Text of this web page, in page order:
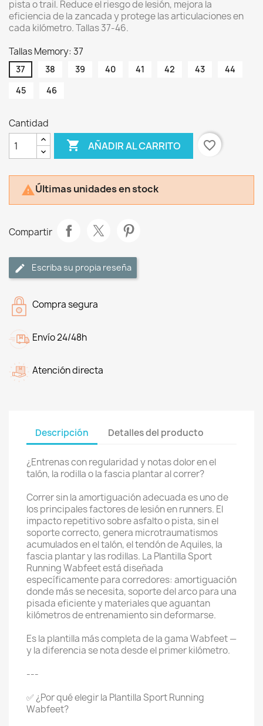
pista o trail. Reduce el riesgo de lesión, mejora la
eficiencia de la zancada y protege las articulaciones en
cada kilómetro. Tallas 37-46.
Tallas Memory: 37
37 38 39 40 41 42 43
44
45
46
Cantidad
 AÑADIR AL CARRITO favorite_border
Últimas unidades en stock
Compartir
Escriba su propia reseña
Compra segura
Envío 24/48h
Atención directa
Descripción Detalles del producto
¿Entrenas con regularidad y notas dolor en el
talón, la rodilla o la fascia plantar al correr?
Correr sin la amortiguación adecuada es uno de
los principales factores de lesión en runners. El
impacto repetitivo sobre asfalto o pista, sin el
soporte correcto, genera microtraumatismos
acumulados en el talón, el tendón de Aquiles, la
fascia plantar y las rodillas. La Plantilla Sport
Running Wabfeet está diseñada
específicamente para corredores: amortiguación
donde más se necesita, soporte del arco para una
pisada eficiente y materiales que aguantan
kilómetros de entrenamiento sin deformarse.
Es la plantilla más completa de la gama Wabfeet —
y la diferencia se nota desde el primer kilómetro.
---
✅ ¿Por qué elegir la Plantilla Sport Running
Wabfeet?